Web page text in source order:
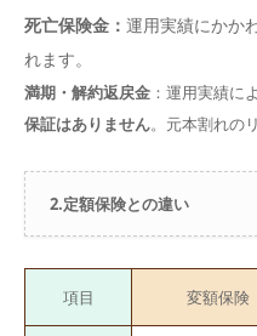
死亡保険金： 運用実績にかか
れます。
満期・解約返戻金 ：運用実績に
保証はありません。元本割れの
2.定額保険との違い
項目 変額保険